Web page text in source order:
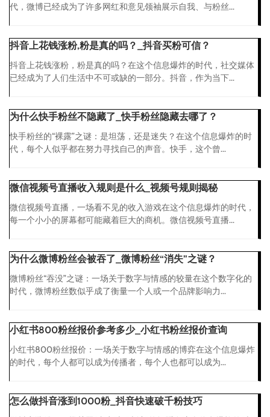
代，微博已经成为了许多网红和意见领袖展示自我、与粉丝...
抖音上花钱涨粉,粉是真的吗？_抖音买粉可信？
抖音上花钱涨粉，粉是真的吗？在这个信息爆炸的时代，社交媒体
已经成为了人们生活中不可或缺的一部分。抖音，作为当下...
为什么快手粉丝不隐藏了_快手粉丝隐藏去哪了？
快手粉丝的“裸露”之谜：是坦荡，还是迷失？在这个信息爆炸的时
代，每个人似乎都在努力寻找自己的声音。快手，这个曾...
微信视频号直播收入规则是什么_视频号规则揭秘
微信视频号直播，一场看不见的收入游戏在这个信息爆炸的时代，
每一个小小的屏幕都可能藏着巨大的商机。微信视频号直播...
为什么微博粉丝会被吞了_微博粉丝“消失”之谜？
微博粉丝“吞没”之谜：一场关于数字与情感的较量在这个数字化的
时代，微博粉丝数似乎成了衡量一个人或一个品牌影响力...
小红书800粉丝报价参考多少_小红书粉丝报价查询
小红书800粉丝报价：一场关于数字与情感的博弈在这个信息爆炸
的时代，每个人都可以成为传播者，每个人也都可以成为...
怎么做抖音涨到1000粉_抖音快速破千粉技巧